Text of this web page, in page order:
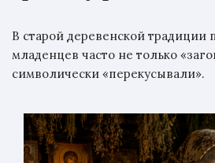
В старой деревенской
младенцев часто не только
символически «перекусывали».